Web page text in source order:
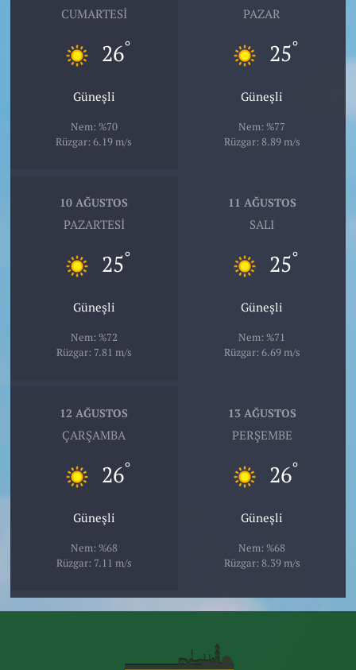
CUMARTESI
26°
Güneşli
Nem: %70
Rüzgar: 6.19 m/s
PAZAR
25°
Güneşli
Nem: %77
Rüzgar: 8.89 m/s
10 AĞUSTOS
PAZARTESI
25°
Güneşli
Nem: %72
Rüzgar: 7.81 m/s
11 AĞUSTOS
SALI
25°
Güneşli
Nem: %71
Rüzgar: 6.69 m/s
12 AĞUSTOS
ÇARŞAMBA
26°
Güneşli
Nem: %68
Rüzgar: 7.11 m/s
13 AĞUSTOS
PERŞEMBE
26°
Güneşli
Nem: %68
Rüzgar: 8.39 m/s